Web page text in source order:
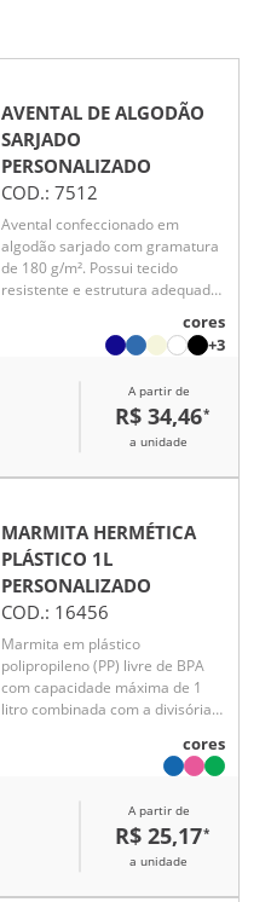
AVENTAL DE ALGODÃO
SARJADO
PERSONALIZADO
COD.: 7512
Avental confeccionado em
algodão sarjado com gramatura
de 180 g/m². Possui tecido
resistente e estrutura adequada
culinárias ou profissionais.cores
+3
A partir de
R$ 34,46*
a unidade
MARMITA HERMÉTICA
PLÁSTICO 1L
PERSONALIZADO
COD.: 16456
Marmita em plástico
polipropileno (PP) livre de BPA
com capacidade máxima de 1
litro combinada com a divisória
hermética com anel de vedação
em silicone e quatro travas
cores
A partir de
R$ 25,17*
a unidade